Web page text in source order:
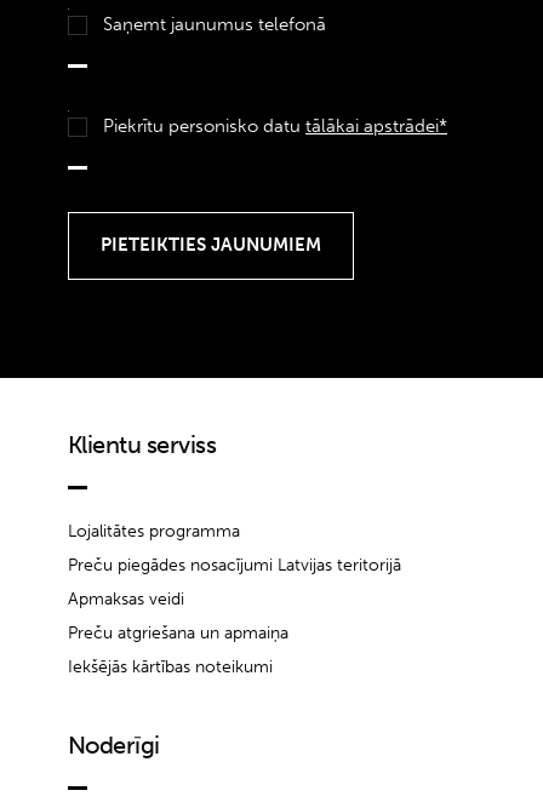
Saņemt jaunumus telefonā
Piekrītu personisko datu tālākai apstrādei*
Klientu serviss
Lojalitātes programma
Preču piegādes nosacījumi Latvijas teritorijā
Apmaksas veidi
Preču atgriešana un apmaiņa
Iekšējās kārtības noteikumi
Noderīgi